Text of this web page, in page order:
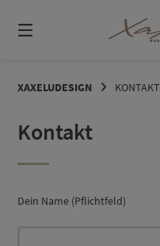
zum
Inhalt
XAXELUDESIGN KONTAKT
Kontakt
Dein Name (Pflichtfeld)